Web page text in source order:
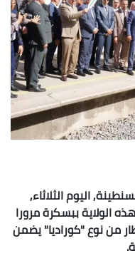
اليوم الثلاثاء,
الولاية ببسكرة مرورا
من نوع "كوراديا" يضمن